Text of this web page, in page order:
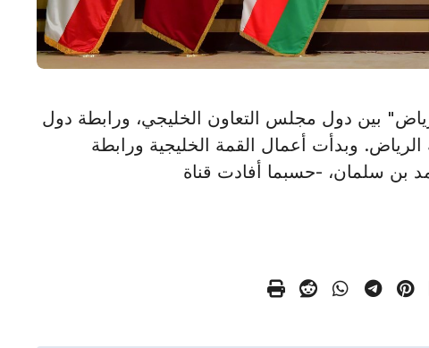
"الرياض" بين دول مجلس التعاون الخليجي، ورابطة دول
وبدأت أعمال القمة الخليجية ورابطة
بن سلمان، -حسبما أفادت قناة